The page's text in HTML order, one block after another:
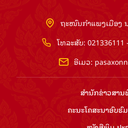
ຖະໜົນກຳແພງເມືອງ
ໂທລະສັບ:
ອີເມວ:
ສຳ​ນັກ​ຂ່າວ​ສາ
ຄະນະໂຄສະນາອົບ